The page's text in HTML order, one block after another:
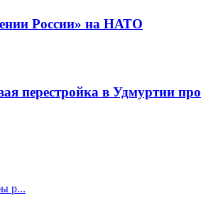
России» на НАТО
в Удмуртии
р...